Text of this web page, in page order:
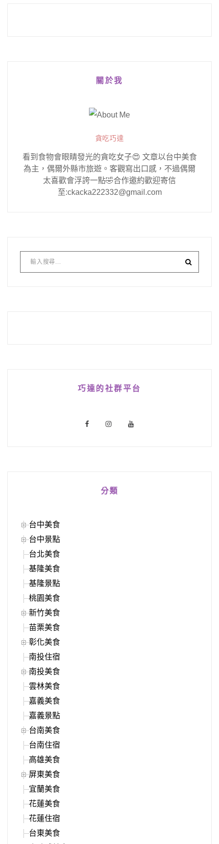
關於我
貪吃巧達
看到食物會眼睛發光的貪吃女子😍 文章以台中美食
為主，偶爾外縣市旅遊。客觀寫出口感，不過偶爾
太喜歡會浮誇一點🤣合作邀約歡迎寄信
至:ckacka222332@gmail.com
巧達的社群平台
分類
台中美食
台中景點
台北美食
基隆美食
基隆景點
桃園美食
新竹美食
苗栗美食
彰化美食
南投住宿
南投美食
雲林美食
嘉義美食
嘉義景點
台南美食
台南住宿
高雄美食
屏東美食
宜蘭美食
花蓮美食
花蓮住宿
台東美食